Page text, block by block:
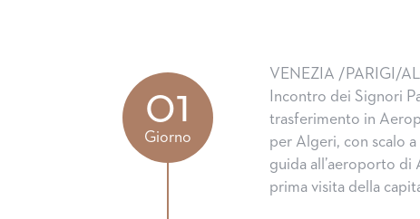
01
Giorno
VENEZIA /PARIGI/
Incontro dei Signori
trasferimento in
per Algeri, con scalo
guida all’aeroporto
prima visita della